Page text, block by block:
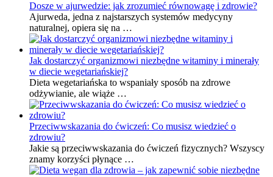
Dosze w ajurwedzie: jak zrozumieć równowagę i zdrowie?
Ajurweda, jedna z najstarszych systemów medycyny
naturalnej, opiera się na …
Jak dostarczyć organizmowi niezbędne witaminy i minerały
w diecie wegetariańskiej?
Dieta wegetariańska to wspaniały sposób na zdrowe
odżywianie, ale wiąże …
Przeciwwskazania do ćwiczeń: Co musisz wiedzieć o
zdrowiu?
Jakie są przeciwwskazania do ćwiczeń fizycznych? Wszyscy
znamy korzyści płynące …